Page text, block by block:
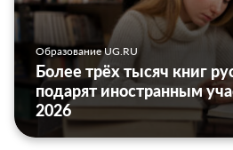
Образование UG.RU
Более трёх тысяч книг
подарят иностранным
2026